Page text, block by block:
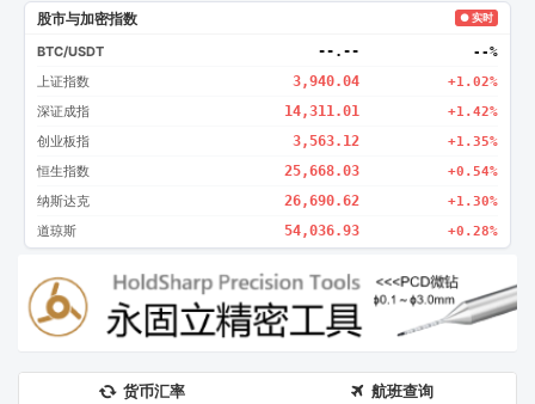
股市与加密指数 ● 实时
BTC/USDT --.-- --%
上证指数 3,940.04 +1.02%
深证成指 14,311.01 +1.42%
创业板指 3,563.12 +1.35%
恒生指数 25,668.03 +0.54%
纳斯达克 26,690.62 +1.30%
道琼斯 54,036.93 +0.28%
货币汇率 航班查询